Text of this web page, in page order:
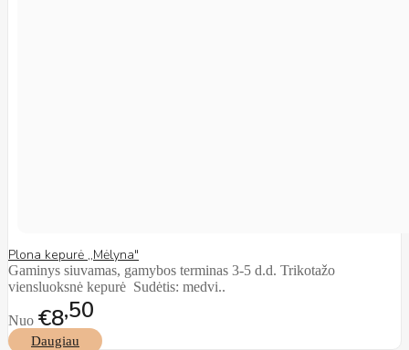
Plona kepurė ,,Mėlyna"
Gaminys siuvamas, gamybos terminas 3-5 d.d. Trikotažo
viensluoksnė kepurė Sudėtis: medvi..
Nuo €850
Daugiau